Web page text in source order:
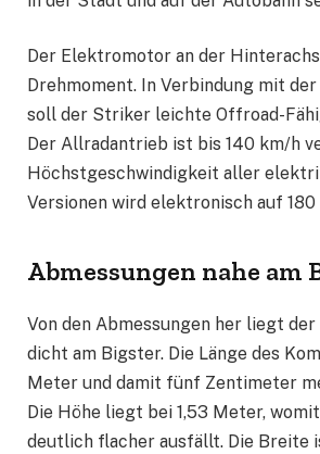
Der Elektromotor an der
Drehmoment. In Verbindung mit
soll der Striker leichte Offroad-
Der Allradantrieb ist bis 140 km/h
Höchstgeschwindigkeit aller
Versionen wird elektronisch auf
Abmessungen nahe am
Von den Abmessungen her liegt
dicht am Bigster. Die Länge des
Meter und damit fünf Zentimeter
Die Höhe liegt bei 1,53 Meter,
deutlich flacher ausfällt. Die Breite